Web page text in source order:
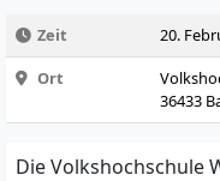
Zeit
20.
Ort
36433
Die Volkshochschule